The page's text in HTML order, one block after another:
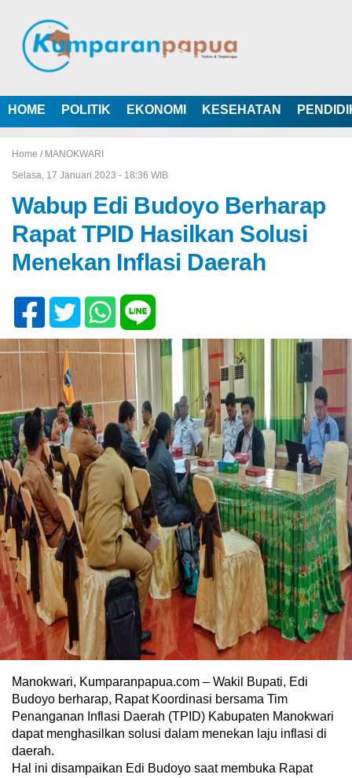
HOME POLITIK EKONOMI KESEHATAN
Home / MANOKWARI
Selasa, 17 Januari 2023 - 18:36 WIB
Wabup Edi Budoyo Berharap
Rapat TPID Hasilkan Solusi
Menekan Inflasi Daerah
Manokwari, Kumparanpapua.com – Wakil Bupati, Edi
Budoyo berharap, Rapat Koordinasi bersama Tim
Penanganan Inflasi Daerah (TPID) Kabupaten Manokwari
dapat menghasilkan solusi dalam menekan laju inflasi di
daerah.
Hal ini disampaikan Edi Budoyo saat membuka Rapat